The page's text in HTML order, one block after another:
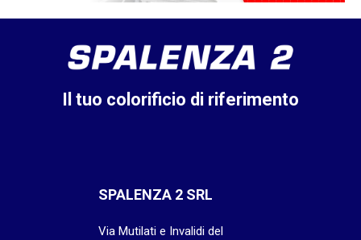
Il tuo colorificio di riferimento
SPALENZA 2 SRL
Via Mutilati e Invalidi del